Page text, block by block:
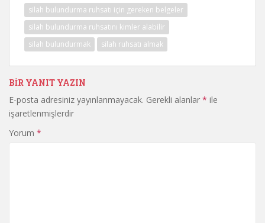
silah bulundurma ruhsatı için gereken belgeler
silah bulundurma ruhsatını kimler alabilir
silah bulundurmak
silah ruhsatı almak
BIR YANIT YAZIN
E-posta adresiniz yayınlanmayacak. Gerekli alanlar * ile
işaretlenmişlerdir
Yorum *